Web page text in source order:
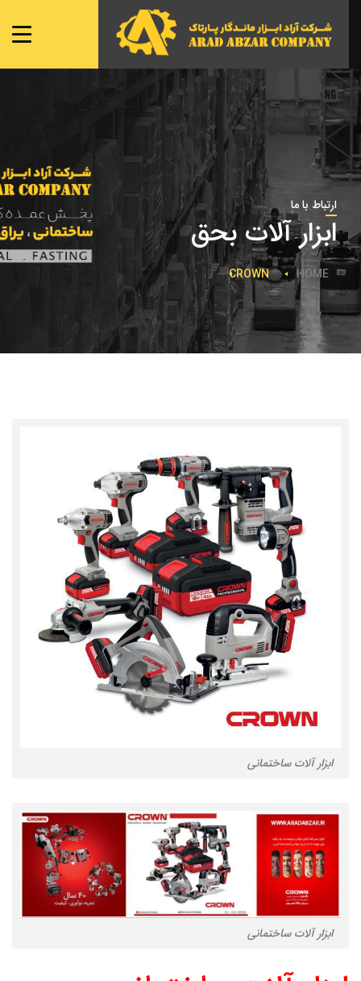
صفحه ی اصلی
شعبه ها
نمایندگی ها
محصولات
تماس با ما ارتباط با ما
ابزار آلات بحق
HOME
CROWN
ابزار آلات ساختمانی
ابزار آلات ساختمانی